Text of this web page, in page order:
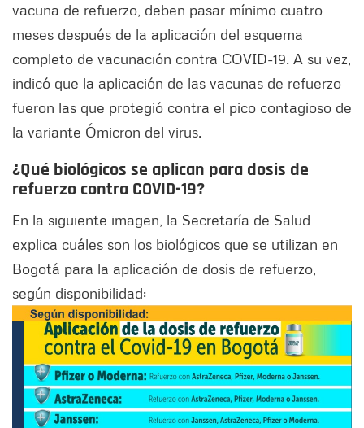
vacuna de refuerzo, deben pasar mínimo cuatro
meses después de la aplicación del esquema
completo de vacunación contra COVID-19. A su vez,
indicó que la aplicación de las vacunas de refuerzo
fueron las que protegió contra el pico contagioso de
la variante Ómicron del virus.
¿Qué biológicos se aplican para dosis de
refuerzo contra COVID-19?
En la siguiente imagen, la Secretaría de Salud
explica cuáles son los biológicos que se utilizan en
Bogotá para la aplicación de dosis de refuerzo,
según disponibilidad: